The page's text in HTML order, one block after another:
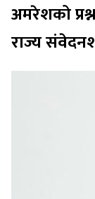
अमरेशको
राज्य